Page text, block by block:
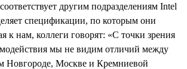
другим подразделениям Intel
спецификации, по которым они
к нам, коллеги говорят: «С точки зрения
мы не видим отличий между
Новгороде, Москве и Кремниевой